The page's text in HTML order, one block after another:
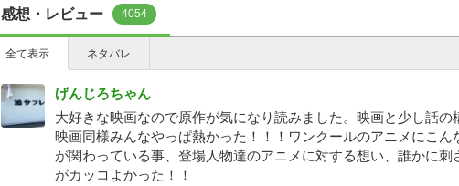
感想・レビュー 4054
全て表示 ネタバレ
げんじろちゃん
大好きな映画なので原作が気になり読みました。映画と少し話の
映画同様みんなやっぱ熱かった！！！ワンクールのアニメにこん
が関わっている事、登場人物達のアニメに対する想い、誰かに刺
がカッコよかった！！